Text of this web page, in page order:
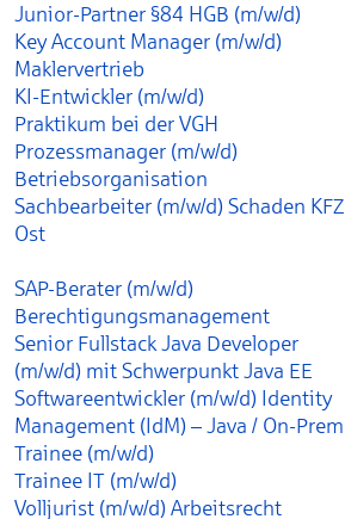
Junior-Partner §84 HGB (m/w/d)
Key Account Manager (m/w/d)
Maklervertrieb
KI-Entwickler (m/w/d)
Praktikum bei der VGH
Prozessmanager (m/w/d)
Betriebsorganisation
Sachbearbeiter (m/w/d) Schaden KFZ
Ost
SAP-Berater (m/w/d)
Berechtigungsmanagement
Senior Fullstack Java Developer
(m/w/d) mit Schwerpunkt Java EE
Softwareentwickler (m/w/d) Identity
Management (IdM) – Java / On-Prem
Trainee (m/w/d)
Trainee IT (m/w/d)
Volljurist (m/w/d) Arbeitsrecht